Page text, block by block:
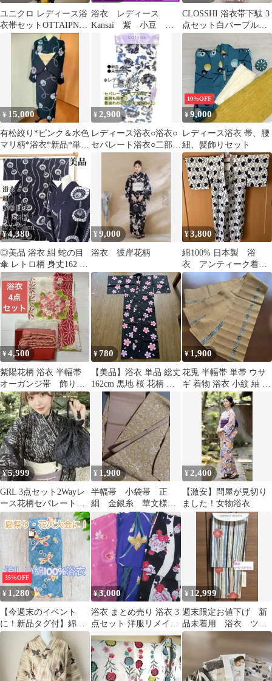
ユニクロ レディース浴
衣帯セットOTTAIPNU
オッタイピイヌ 鈴木マ
サル 蛍柄
浴衣 レディース
Kansai 紫 小豆 訳
あり 未使用 即日発
CLOSSHI 浴衣帯下駄 3
点セット白パープル花
柄
¥ 15,000
有松絞り*ピンク＆水色
マリ柄*浴衣*新品*単衣
*夏着物*洗える着物*し
つけ付き*
¥ 2,900
レディース浴衣○浴衣○
セパレート浴衣○二部式
10%OFF
¥9,000
レディース浴衣 帯、腰
紐、髪飾りセット
¥4,380
◎美品 浴衣 紺 蛇の目
傘 レトロ柄 身丈162 裄
64 古典
¥9,000
浴衣 彼岸花柄
¥3,800
綿100% 日本製 浴
衣 アンティーク着
物 花火大会 夏祭
り 楓 白 レトロ柄
¥4,500
紫陽花柄 浴衣 半幅帯
オーガンジ帯 飾り紐
4点セット（クリーニン
グ済み）
¥780
【美品】浴衣 単品 総丈
162cm 黒地 桜 花柄 華
やか 綺麗
¥1,900
花兎 半幅帯 単帯 ウサ
ギ 着物 浴衣 小紋 紬 和
装 花火大会 に4
¥5,999
GRL 3点セット2Wayレ
ース花柄セパレート浴
衣［tu1515］
¥ 1,900
半幅帯 小袋帯 正
絹 金銀糸 華文様
高級浴衣に合わせて
昭和レトロ
¥2,400
【激安】問屋が見切り
ました！女物浴衣
35%OFF
¥ 1,280
【今週末のイベント
に！新品タグ付】綿
100% 浴衣（ブルー・
トンボ桜柄）ゆかた
¥3,000
浴衣 まとめ売り 浴衣 3
点セット 洋服リメイク
生地 仕立て上がり 夏物
女性用ゆかた 綿100%
レディース 夏祭り 花火
大会 花柄 金魚
¥ 12,999
週末限定お値下げ 新
品未着用 浴衣 ツモ
リチサト 浴衣のみ